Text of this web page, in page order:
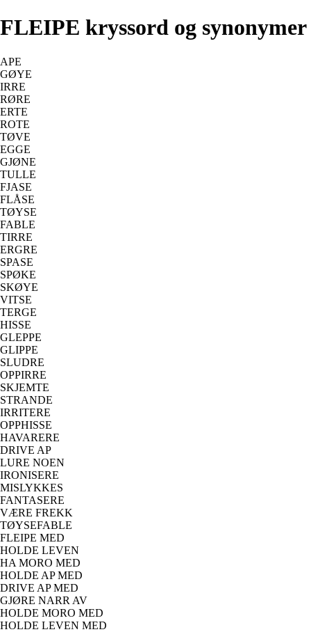
FLEIPE kryssord og synonymer
APE
GØYE
IRRE
RØRE
ERTE
ROTE
TØVE
EGGE
GJØNE
TULLE
FJASE
FLÅSE
TØYSE
FABLE
TIRRE
ERGRE
SPASE
SPØKE
SKØYE
VITSE
TERGE
HISSE
GLEPPE
GLIPPE
SLUDRE
OPPIRRE
SKJEMTE
STRANDE
IRRITERE
OPPHISSE
HAVARERE
DRIVE AP
LURE NOEN
IRONISERE
MISLYKKES
FANTASERE
VÆRE FREKK
TØYSEFABLE
FLEIPE MED
HOLDE LEVEN
HA MORO MED
HOLDE AP MED
DRIVE AP MED
GJØRE NARR AV
HOLDE MORO MED
HOLDE LEVEN MED